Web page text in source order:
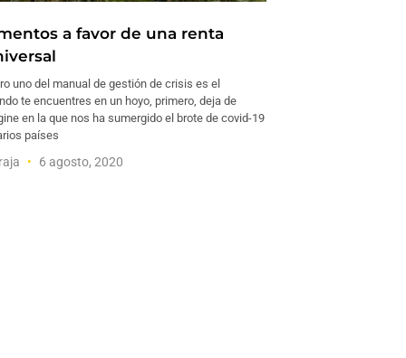
a favor de una renta
uno del manual de gestión de crisis es el
te encuentres en un hoyo, primero, deja de
en la que nos ha sumergido el brote de covid-19
países
6 agosto, 2020